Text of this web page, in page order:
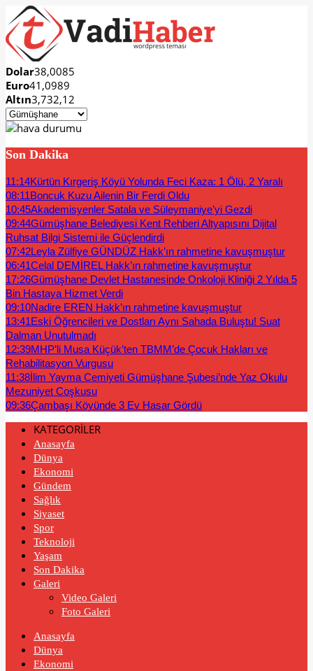
Dolar38,0085
Euro41,0989
Altın3,732,12
Son Dakika
11:14Kürtün Kırgeriş Köyü Yolunda Feci Kaza: 1 Ölü, 2 Yaralı
08:11Boncuk Kuzu Ailenin Bir Ferdi Oldu
10:45Akademisyenler Satala ve Süleymaniye’yi Gezdi
09:44Gümüşhane Belediyesi Kent Rehberi Altyapısını Dijital
Ruhsat Bilgi Sistemi ile Güçlendirdi
07:42Leyla Zülfiye GÜNDÜZ Hakk’ın rahmetine kavuşmuştur
06:41Celal DEMİREL Hakk’ın rahmetine kavuşmuştur
17:26Gümüşhane Devlet Hastanesinde Onkoloji Kliniği 2 Yılda 5
Bin Hastaya Hizmet Verdi
09:10Nadire EREN Hakk’ın rahmetine kavuşmuştur
13:41Eski Öğrencileri ve Dostları Aynı Sahada Buluştu! Suat
Dalman Unutulmadı
12:39MHP’li Musa Küçük’ten TBMM’de Çocuk Hakları ve
Rehabilitasyon Vurgusu
11:38İlim Yayma Cemiyeti Gümüşhane Şubesi’nde Yaz Okulu
Mezuniyet Coşkusu
09:36Çambaşı Köyünde 3 Ev Hasar Gördü
KATEGORİLER
Anasayfa
Dünya
Ekonomi
Gündem
Sağlık
Siyaset
Spor
Teknoloji
Yaşam
Son Dakika
Galeri
Video Galeri
Foto Galeri
Anasayfa
Dünya
Ekonomi